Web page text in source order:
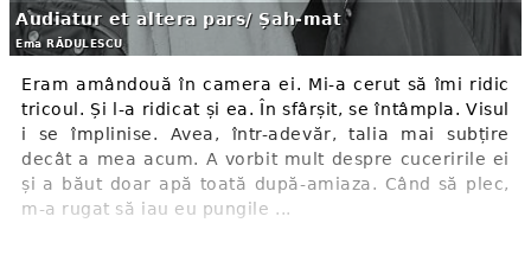
Audiatur et altera pars/ Șah-mat
Ema RĂDULESCU
Eram amândouă în camera ei. Mi-a cerut să îmi ridic
tricoul. Și l-a ridicat și ea. În sfârșit, se întâmpla. Visul
i se împlinise. Avea, într-adevăr, talia mai subțire
decât a mea acum. A vorbit mult despre cuceririle ei
și a băut doar apă toată după-amiaza. Când să plec,
m-a rugat să iau eu pungile ...